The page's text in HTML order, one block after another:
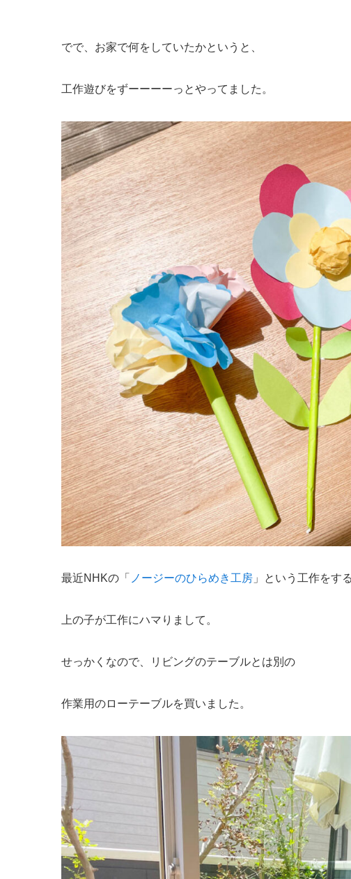
でで、お家で何をしていたかというと、
工作遊びをずーーーーっとやってました。
最近NHKの「 ノージーのひらめき工房 」という工作をす
上の子が工作にハマりまして。
せっかくなので、リビングのテーブルとは別の
作業用のローテーブルを買いました。